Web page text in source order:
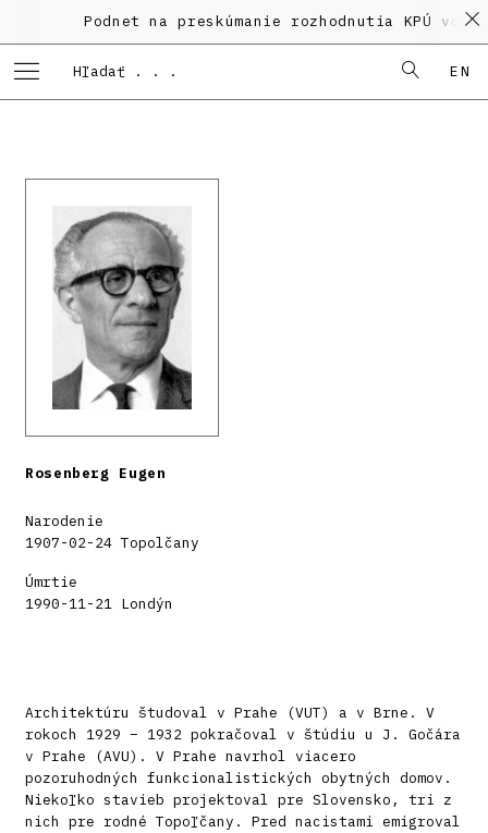
Podnet na preskúmanie rozhodnutia KPÚ vo
EN
Rosenberg Eugen
Narodenie
1907-02-24 Topolčany
Úmrtie
1990-11-21 Londýn
Architektúru študoval v Prahe (VUT) a v Brne. V
rokoch 1929 – 1932 pokračoval v štúdiu u J. Gočára
v Prahe (AVU). V Prahe navrhol viacero
pozoruhodných funkcionalistických obytných domov.
Niekoľko stavieb projektoval pre Slovensko, tri z
nich pre rodné Topoľčany. Pred nacistami emigroval